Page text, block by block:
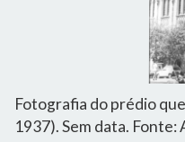
Fotografia do prédio
1937). Sem data.